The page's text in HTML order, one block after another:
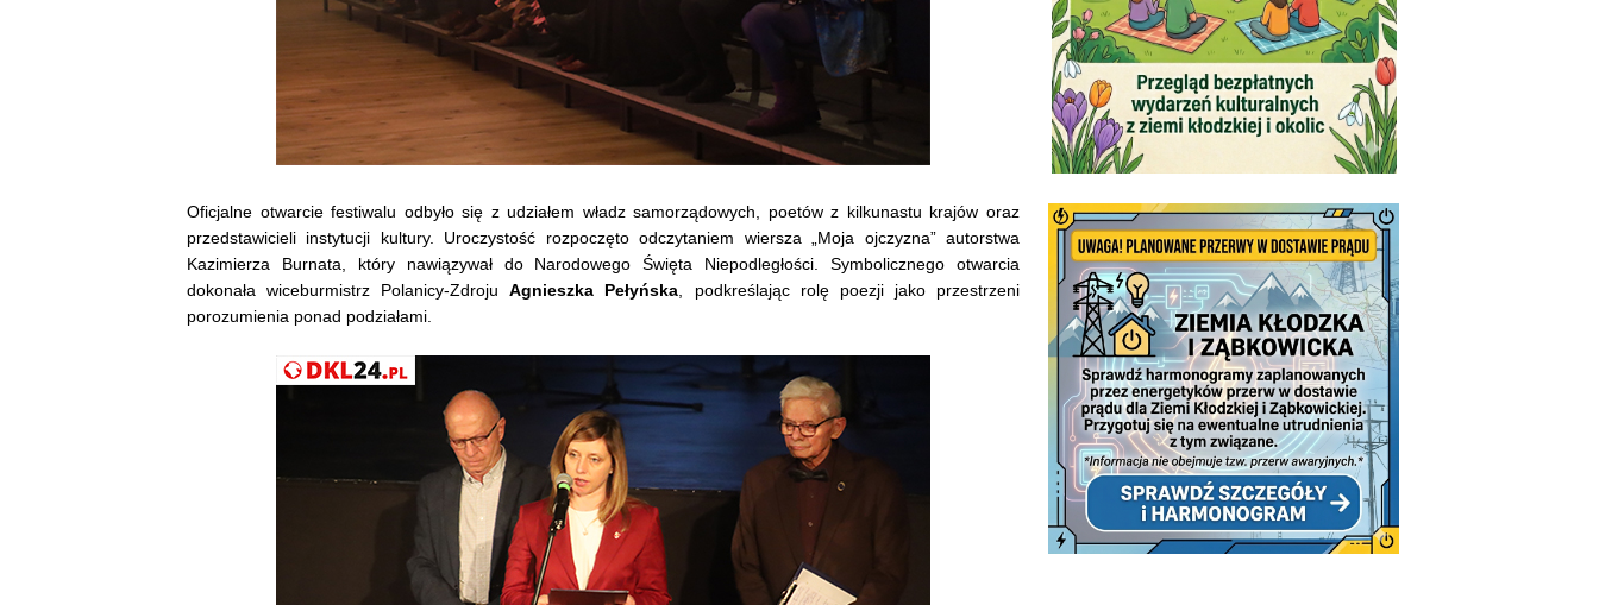
Oficjalne otwarcie festiwalu odbyło się z udziałem władz samorządowych, poetów z kilkunastu krajów oraz
przedstawicieli instytucji kultury. Uroczystość rozpoczęto odczytaniem wiersza „Moja ojczyzna” autorstwa
Kazimierza Burnata, który nawiązywał do Narodowego Święta Niepodległości. Symbolicznego otwarcia
dokonała wiceburmistrz Polanicy-ZdrojuAgnieszka Pełyńska , podkreślając rolę poezji jako przestrzeni
porozumienia ponad podziałami.